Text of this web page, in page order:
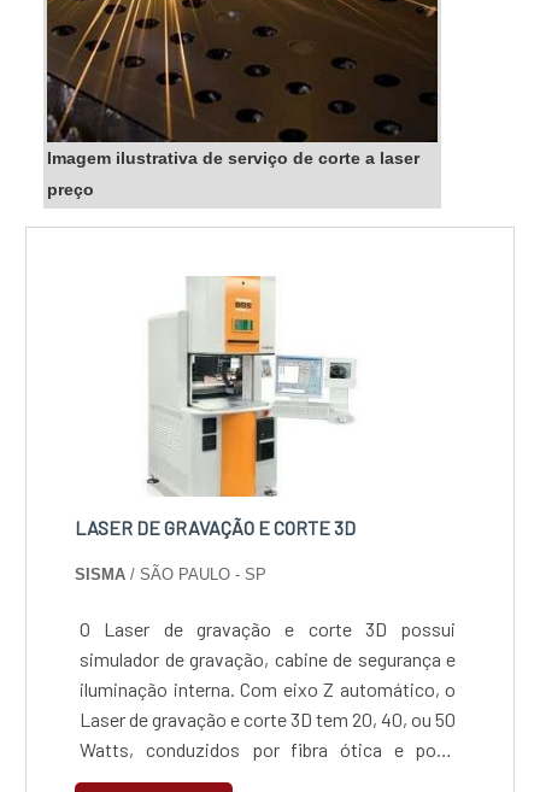
Imagem ilustrativa de serviço de corte a laser
preço
LASER DE GRAVAÇÃO E CORTE 3D
SISMA / SÃO PAULO - SP
O Laser de gravação e corte 3D possui
simulador de gravação, cabine de segurança e
iluminação interna. Com eixo Z automático, o
Laser de gravação e corte 3D tem 20, 40, ou 50
Watts, conduzidos por fibra ótica e pode
trabalhar com peças até 100kg.Solicite agora o